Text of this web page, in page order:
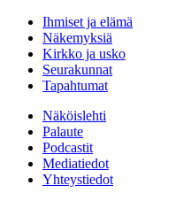
Ihmiset ja elämä
Näkemyksiä
Kirkko ja usko
Seurakunnat
Tapahtumat
Näköislehti
Palaute
Podcastit
Mediatiedot
Yhteystiedot